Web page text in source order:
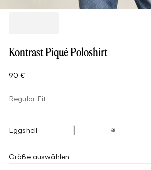
Kontrast Piqué Poloshirt
90 €
Regular Fit
Eggshell
Größe auswählen